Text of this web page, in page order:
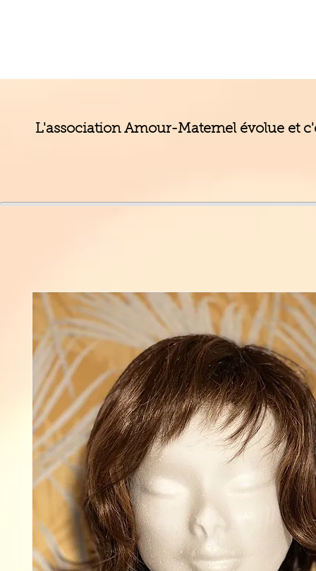
L'association Amour-Maternel évolue et